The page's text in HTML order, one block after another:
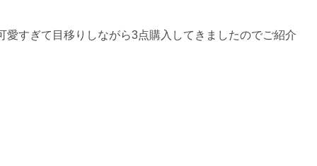
すぎて目移りしながら3点購入してきましたのでご紹介